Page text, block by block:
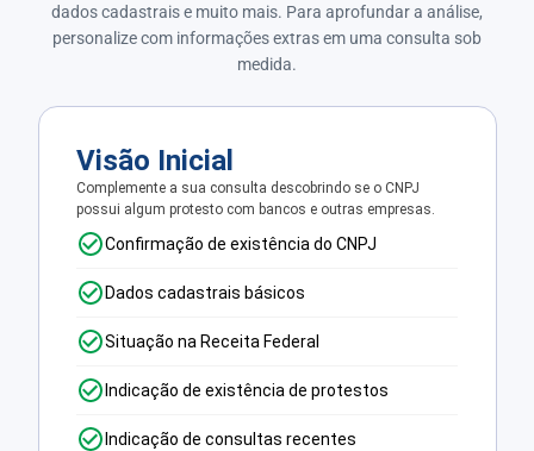
dados cadastrais e muito mais. Para aprofundar a análise,
personalize com informações extras em uma consulta sob
medida.
Visão Inicial
Complemente a sua consulta descobrindo se o CNPJ
possui algum protesto com bancos e outras empresas.
Confirmação de existência do CNPJ
Dados cadastrais básicos
Situação na Receita Federal
Indicação de existência de protestos
Indicação de consultas recentes